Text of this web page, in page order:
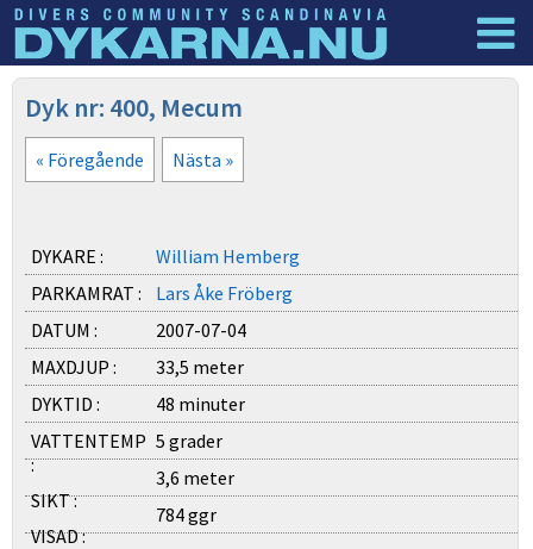
Dyknyheter
Dyk nr: 400, Mecum
« Föregående Nästa »
DYKARE :
William Hemberg
PARKAMRAT :
Lars Åke Fröberg
DATUM :
2007-07-04
MAXDJUP :
33,5 meter
DYKTID :
48 minuter
VATTENTEMP
:
5 grader
SIKT :
3,6 meter
VISAD :
784 ggr